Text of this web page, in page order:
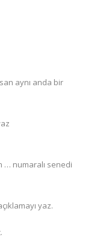
aynı anda bir
… numaralı senedi
yaz.